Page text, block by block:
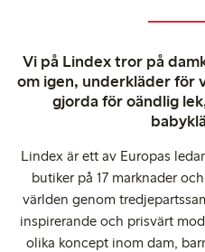
Vi på Lindex tror på
om igen, underkläder för
gjorda för oändlig
Lindex är ett av Europas
butiker på 17 marknader
världen genom
inspirerande och prisvärt
olika koncept inom dam,